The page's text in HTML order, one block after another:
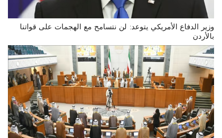
وزير الدفاع الأمريكي يتوعد: لن نتسامح مع الهجمات على قواتنا
بالأردن